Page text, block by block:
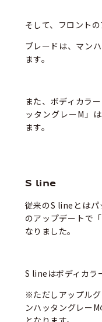
そして、フロント
ブレードは、マン
ます。
また、ボディカラ
ッタングレーM」
ます。
S line
従来のS lineとはパ
のアップデートで
なりました。
S lineはボディカラ
※ただしアップル
ンハッタングレー